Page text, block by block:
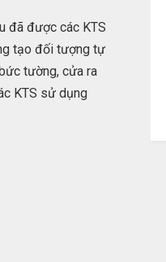
đã được các KTS
tạo đối tượng tự
tường, cửa ra
KTS sử dụng